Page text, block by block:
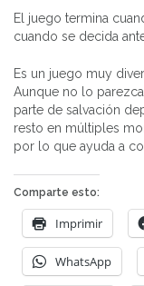
El juego termina
cuando se decida
Es un juego muy
Aunque no lo
parte de salvación
resto en múltiples
por lo que ayuda a
Comparte esto:
Imprimir
WhatsApp